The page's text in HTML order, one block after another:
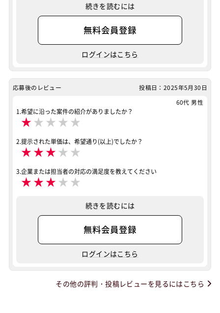
アジャイル型開発 リモートOK
続きを読むには
無料会員登録
ログインはこちら
応募後のレビュー
投稿日：2025年5月30日
60代 男性
1.希望に沿った案件の紹介がありましたか？
★ ★ ★ ★ ★
2.提示された単価は、希望通り(以上)でしたか？
★ ★ ★ ★ ★
3.企業または担当者の対応の満足度を教えてください
★ ★ ★ ★ ★
続きを読むには
無料会員登録
ログインはこちら
その他の評判・投稿レビューを見るにはこちら